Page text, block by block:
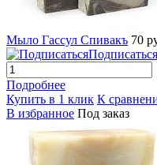
Мыло Гассул Спивакъ 70
Подписаться
Подробнее
Купить в 1 клик К
В избранное Под заказ